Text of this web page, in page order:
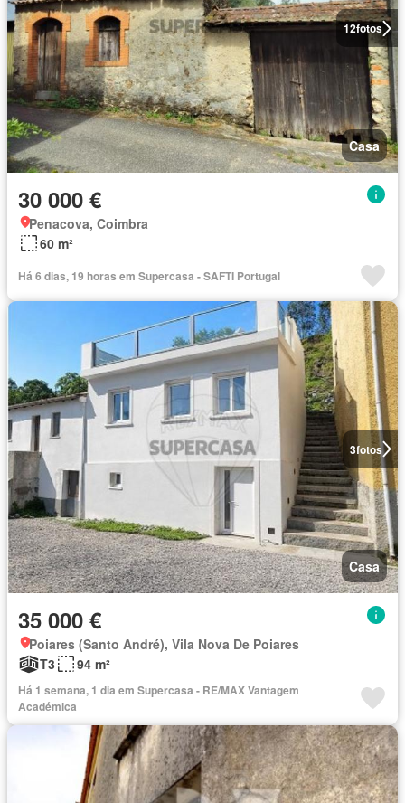
12fotos
Casa
30 000 €
Penacova, Coimbra
60 m²
Há 6 dias, 19 horas em Supercasa - SAFTI Portugal
3fotos
Casa
35 000 €
Poiares (Santo André), Vila Nova De Poiares
T3
94 m²
Há 1 semana, 1 dia em Supercasa - RE/MAX Vantagem
Académica